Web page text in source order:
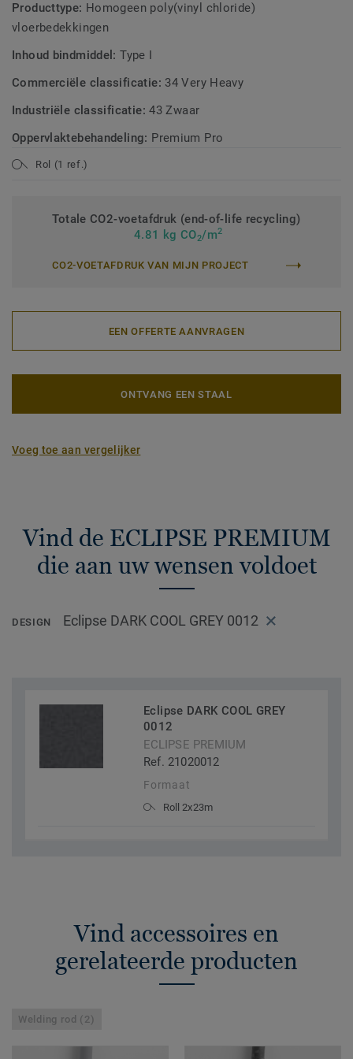
Producttype: Homogeen poly(vinyl chloride)
vloerbedekkingen
Inhoud bindmiddel:Type I
Commerciële classificatie: 34 Very Heavy
Industriële classificatie:43 Zwaar
Oppervlaktebehandeling: Premium Pro
Rol (1 ref.)
Totale CO2-voetafdruk (end-of-life recycling)
4.81 kg CO2/m2
CO2-VOETAFDRUK VAN MIJN PROJECT
EEN OFFERTE AANVRAGEN
ONTVANG EEN STAAL
Voeg toe aan vergelijker
Vind de ECLIPSE PREMIUM
die aan uw wensen voldoet
DESIGN Eclipse DARK COOL GREY 0012
Eclipse DARK COOL GREY
0012
ECLIPSE PREMIUM
Ref. 21020012
Formaat
Roll 2x23m
Vind accessoires en
gerelateerde producten
Welding rod (2)